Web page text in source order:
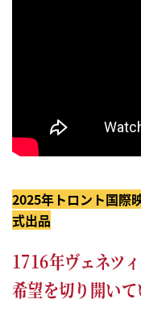
2025年トロント国
式出品
1716年ヴェネツ
希望を切り開い